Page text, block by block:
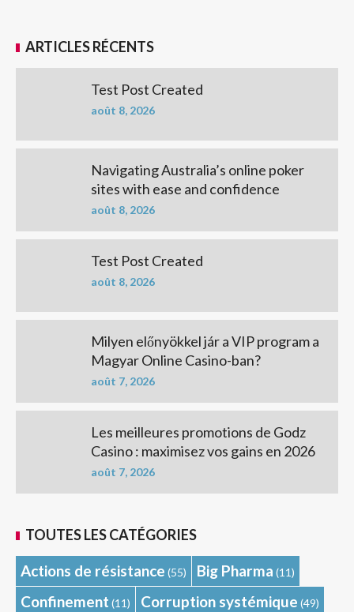
ARTICLES RÉCENTS
Test Post Created
août 8, 2026
Navigating Australia’s online poker
sites with ease and confidence
août 8, 2026
Test Post Created
août 8, 2026
Milyen előnyökkel jár a VIP program a
Magyar Online Casino-ban?
août 7, 2026
Les meilleures promotions de Godz
Casino : maximisez vos gains en 2026
août 7, 2026
TOUTES LES CATÉGORIES
Actions de résistance (55) Big Pharma (11)
Confinement (11) Corruption systémique (49)